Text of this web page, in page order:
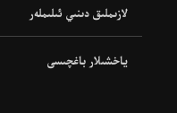
لازىملىق دىنىي ئىلىملەر
ياخشىلار باغچىسى